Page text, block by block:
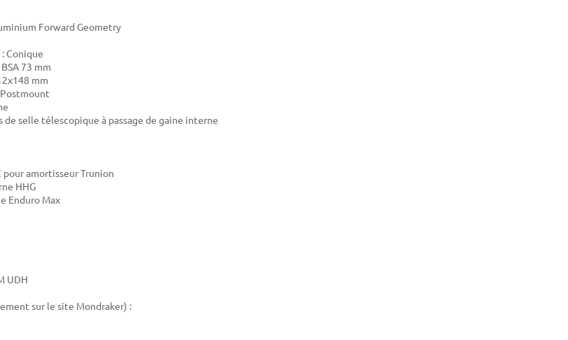
Forward Geometry
Conique
73 mm
mm
de selle télescopique à passage de gaine interne
amortisseur Trunion
HHG
Enduro Max
UDH
sur le site Mondraker) :